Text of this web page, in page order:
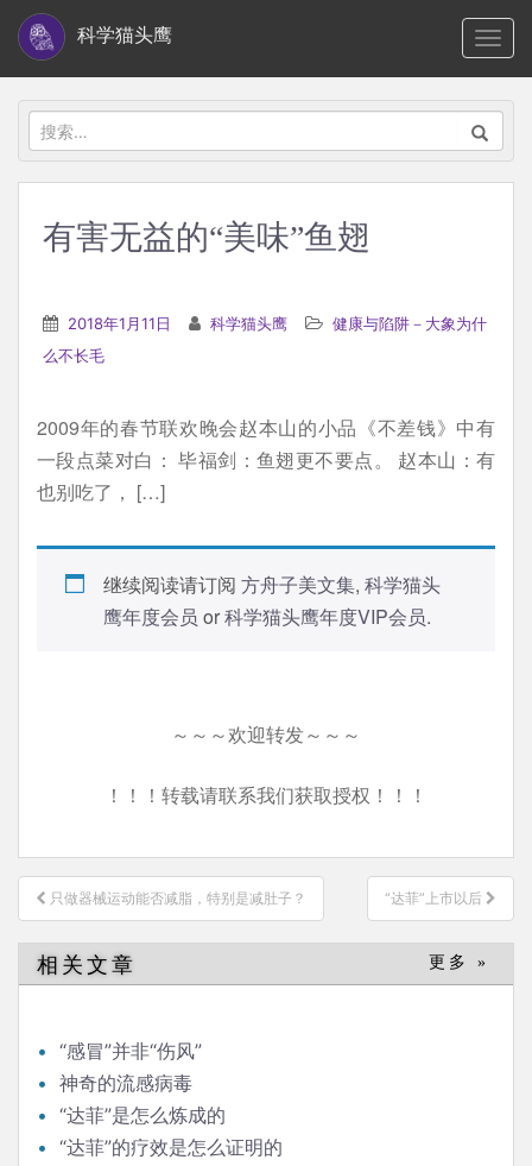
i
科学猫头鹰
搜
索：
有害无益的“美味”鱼翅
2018年1月11日 科学猫头鹰
健康与陷阱－大象为什
么不长毛
2009年的春节联欢晚会赵本山的小品《不差钱》中有
一段点菜对白： 毕福剑：鱼翅更不要点。 赵本山：有
也别吃了， […]
继续阅读请订阅 方舟子美文集, 科学猫头
鹰年度会员 or科学猫头鹰年度VIP会员.
～～～欢迎转发～～～
！！！转载请联系我们获取授权！！！
文
章
导
航
只做器械运动能否减脂，特别是减肚子？ “达菲”上市以后
相关文章 更多 »
“感冒”并非“伤风”
神奇的流感病毒
“达菲”是怎么炼成的
“达菲”的疗效是怎么证明的